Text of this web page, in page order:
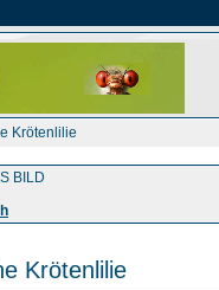
Krötenlilie
BILD
Krötenlilie